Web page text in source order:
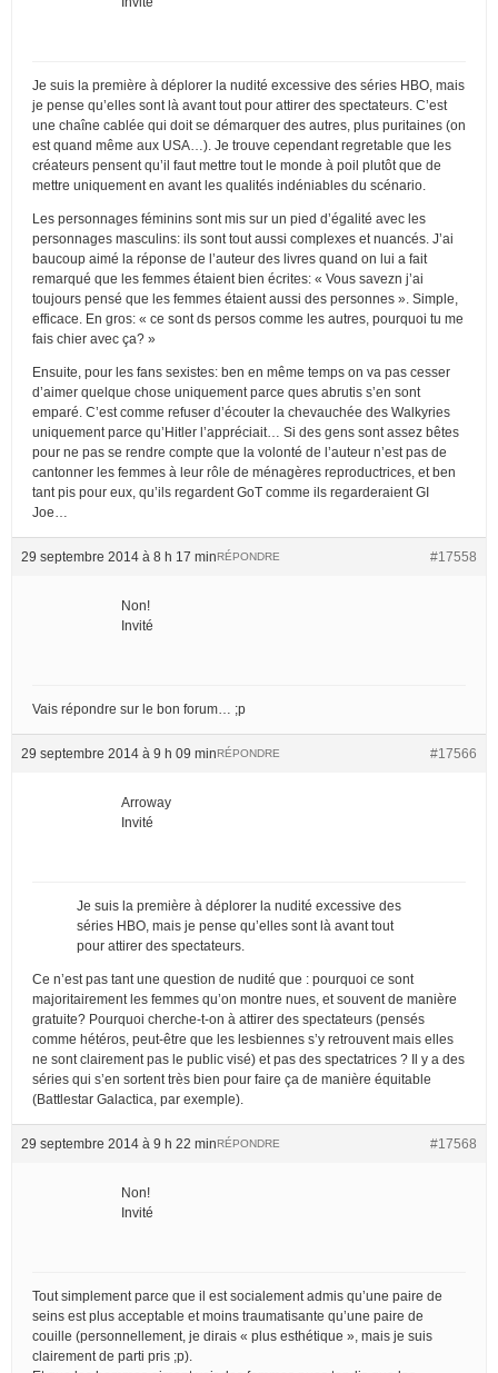
Je suis la première à déplorer la nudité excessive des séries HBO, mais
je pense qu’elles sont là avant tout pour attirer des spectateurs. C’est
une chaîne cablée qui doit se démarquer des autres, plus puritaines (on
est quand même aux USA…). Je trouve cependant regretable que les
créateurs pensent qu’il faut mettre tout le monde à poil plutôt que de
mettre uniquement en avant les qualités indéniables du scénario.
Les personnages féminins sont mis sur un pied d’égalité avec les
personnages masculins: ils sont tout aussi complexes et nuancés. J’ai
baucoup aimé la réponse de l’auteur des livres quand on lui a fait
remarqué que les femmes étaient bien écrites: « Vous savezn j’ai
toujours pensé que les femmes étaient aussi des personnes ». Simple,
efficace. En gros: « ce sont ds persos comme les autres, pourquoi tu me
fais chier avec ça? »
Ensuite, pour les fans sexistes: ben en même temps on va pas cesser
d’aimer quelque chose uniquement parce ques abrutis s’en sont
emparé. C’est comme refuser d’écouter la chevauchée des Walkyries
uniquement parce qu’Hitler l’appréciait… Si des gens sont assez bêtes
pour ne pas se rendre compte que la volonté de l’auteur n’est pas de
cantonner les femmes à leur rôle de ménagères reproductrices, et ben
tant pis pour eux, qu’ils regardent GoT comme ils regarderaient GI
Joe…
29 septembre 2014 à 8 h 17 min #17558
RÉPONDRE
Non!
Invité
Vais répondre sur le bon forum… ;p
29 septembre 2014 à 9 h 09 min #17566
RÉPONDRE
Arroway
Invité
Je suis la première à déplorer la nudité excessive des
séries HBO, mais je pense qu’elles sont là avant tout
pour attirer des spectateurs.
Ce n’est pas tant une question de nudité que : pourquoi ce sont
majoritairement les femmes qu’on montre nues, et souvent de manière
gratuite? Pourquoi cherche-t-on à attirer des spectateurs (pensés
comme hétéros, peut-être que les lesbiennes s’y retrouvent mais elles
ne sont clairement pas le public visé) et pas des spectatrices ? Il y a des
séries qui s’en sortent très bien pour faire ça de manière équitable
(Battlestar Galactica, par exemple).
29 septembre 2014 à 9 h 22 min #17568
RÉPONDRE
Non!
Invité
Tout simplement parce que il est socialement admis qu’une paire de
seins est plus acceptable et moins traumatisante qu’une paire de
couille (personnellement, je dirais « plus esthétique », mais je suis
clairement de parti pris ;p).